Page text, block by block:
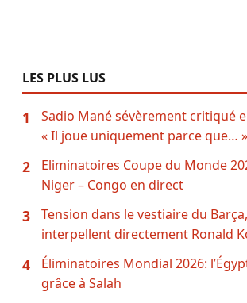
LES PLUS LUS
1
Sadio Mané sévèrement critiqué
« Il joue uniquement parce que… »
2
Eliminatoires Coupe du Monde
Niger – Congo en direct
3
Tension dans le vestiaire du
interpellent directement Ronald
4
Éliminatoires Mondial 2026:
grâce à Salah